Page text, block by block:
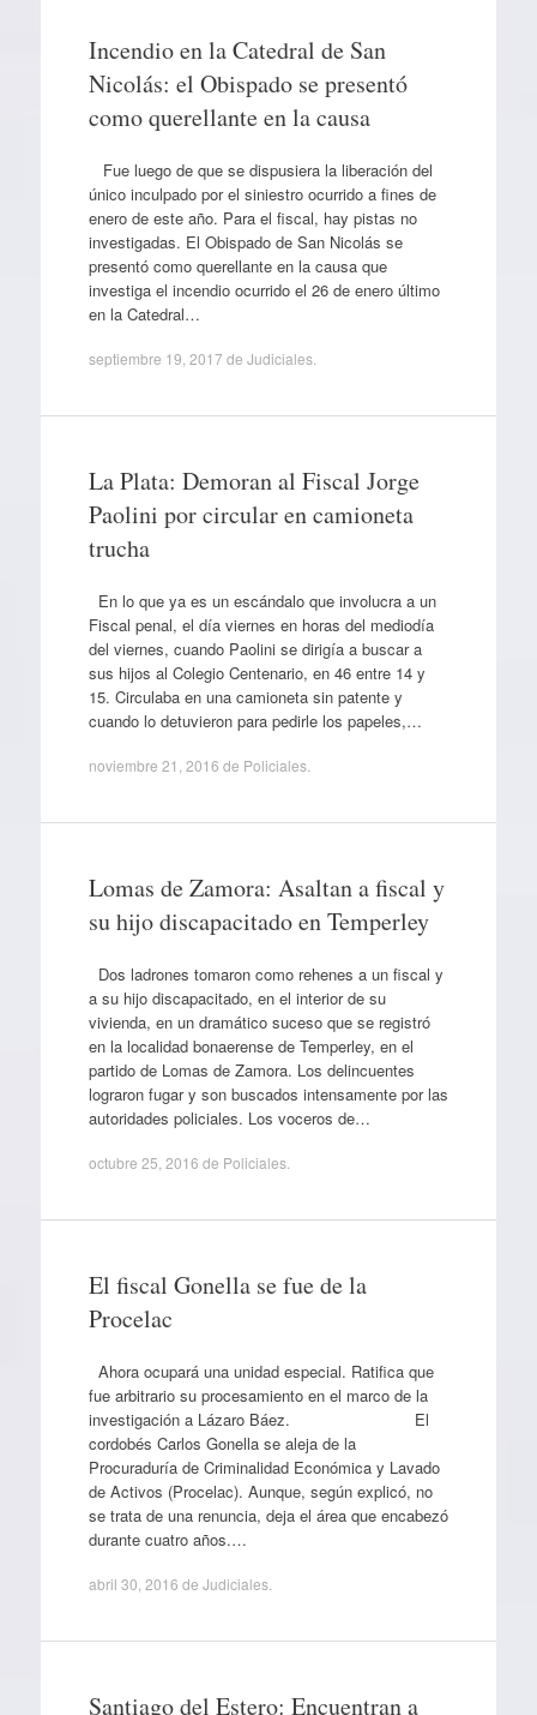
Incendio en la Catedral de San
Nicolás: el Obispado se presentó
como querellante en la causa
Fue luego de que se dispusiera la liberación del
único inculpado por el siniestro ocurrido a fines de
enero de este año. Para el fiscal, hay pistas no
investigadas. El Obispado de San Nicolás se
presentó como querellante en la causa que
investiga el incendio ocurrido el 26 de enero último
en la Catedral…
septiembre 19, 2017 de Judiciales.
La Plata: Demoran al Fiscal Jorge
Paolini por circular en camioneta
trucha
En lo que ya es un escándalo que involucra a un
Fiscal penal, el día viernes en horas del mediodía
del viernes, cuando Paolini se dirigía a buscar a
sus hijos al Colegio Centenario, en 46 entre 14 y
15. Circulaba en una camioneta sin patente y
cuando lo detuvieron para pedirle los papeles,…
noviembre 21, 2016 de Policiales.
Lomas de Zamora: Asaltan a fiscal y
su hijo discapacitado en Temperley
Dos ladrones tomaron como rehenes a un fiscal y
a su hijo discapacitado, en el interior de su
vivienda, en un dramático suceso que se registró
en la localidad bonaerense de Temperley, en el
partido de Lomas de Zamora. Los delincuentes
lograron fugar y son buscados intensamente por las
autoridades policiales. Los voceros de…
octubre 25, 2016 de Policiales.
El fiscal Gonella se fue de la
Procelac
Ahora ocupará una unidad especial. Ratifica que
fue arbitrario su procesamiento en el marco de la
investigación a Lázaro Báez. El
cordobés Carlos Gonella se aleja de la
Procuraduría de Criminalidad Económica y Lavado
de Activos (Procelac). Aunque, según explicó, no
se trata de una renuncia, deja el área que encabezó
durante cuatro años.…
abril 30, 2016 de Judiciales.
Santiago del Estero: Encuentran a